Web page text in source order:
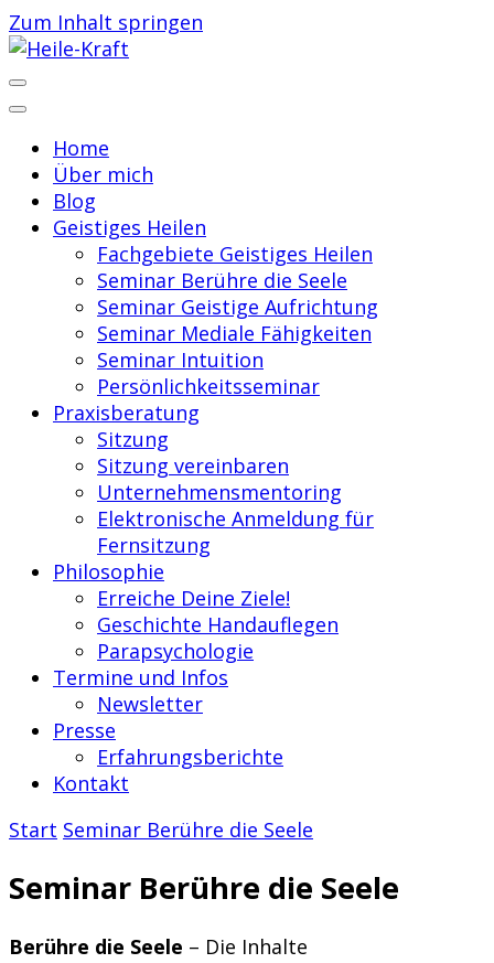
Zum Inhalt springen
Heile-Kraft
Praxis für Geistiges Heilen
Home
Über mich
Blog
Geistiges Heilen
Fachgebiete Geistiges Heilen
Seminar Berühre die Seele
Seminar Geistige Aufrichtung
Seminar Mediale Fähigkeiten
Seminar Intuition
Persönlichkeitsseminar
Praxisberatung
Sitzung
Sitzung vereinbaren
Unternehmensmentoring
Elektronische Anmeldung für
Fernsitzung
Philosophie
Erreiche Deine Ziele!
Geschichte Handauflegen
Parapsychologie
Termine und Infos
Newsletter
Presse
Erfahrungsberichte
Kontakt
Start Seminar Berühre die Seele
Seminar Berühre die Seele
Berühre die Seele – Die Inhalte